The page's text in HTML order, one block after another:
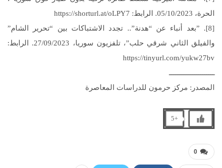
الحرة، 05/10/2023. الرابط: https://shorturl.at/oLPY7
[8]. ”بعد أنباء عن “هدنة”.. تجدد الاشتباكات بين “تحرير الشام”
والفيلق الثاني شرقي حلب”، تلفزيون سوريا، 27/09/2023. الرابط:
https://tinyurl.com/yukw27bv
ـــــــــــــــــــــــ
المصدر: مركز حرمون للدراسات المعاصرة
+5
0